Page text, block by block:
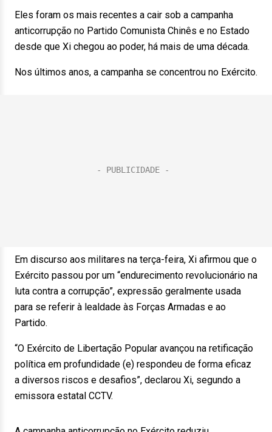
Eles foram os mais recentes a cair sob a campanha
anticorrupção no Partido Comunista Chinês e no Estado
desde que Xi chegou ao poder, há mais de uma década.
Nos últimos anos, a campanha se concentrou no Exército.
Em discurso aos militares na terça-feira, Xi afirmou que o
Exército passou por um “endurecimento revolucionário na
luta contra a corrupção”, expressão geralmente usada
para se referir à lealdade às Forças Armadas e ao
Partido.
“O Exército de Libertação Popular avançou na retificação
política em profundidade (e) respondeu de forma eficaz
a diversos riscos e desafios”, declarou Xi, segundo a
emissora estatal CCTV.